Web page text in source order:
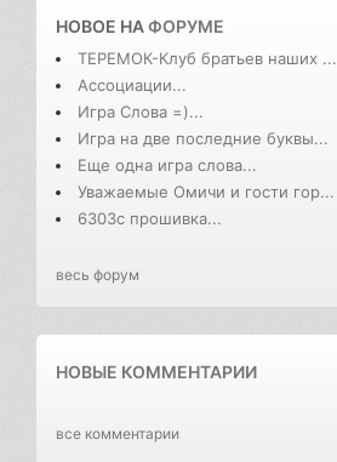
НОВОЕ НАФОРУМЕ
ТЕРЕМОК-Клуб братьев наших ...
Ассоциации...
Игра Слова =)...
Игра на две последние буквы...
Еще одна игра слова...
Уважаемые Омичи и гости гор...
6303с прошивка...
весь форум
НОВЫЕ КОММЕНТАРИИ
все комментарии